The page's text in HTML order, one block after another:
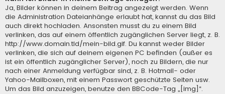
Ja, Bilder können in deinem Beitrag angezeigt werden. Wenn
die Administration Dateianhänge erlaubt hat, kannst du das Bild
auch direkt hochladen. Ansonsten musst du zu einem Bild
verlinken, das auf einem öffentlich zugänglichen Server liegt, z. B.
http://www.domain.tld/mein-bild.gif. Du kannst weder Bilder
verlinken, die sich auf deinem eigenen PC befinden (außer es
ist ein öffentlich zugänglicher Server), noch zu Bildern, die nur
nach einer Anmeldung verfügbar sind, z. B. Hotmail- oder
Yahoo-Mailboxen, mit einem Passwort geschützte Seiten usw.
Um das Bild anzuzeigen, benutze den BBCode-Tag „[img]“.